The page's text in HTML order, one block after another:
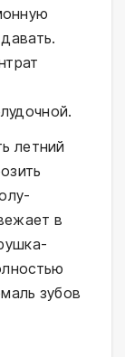
летний
в
зубов